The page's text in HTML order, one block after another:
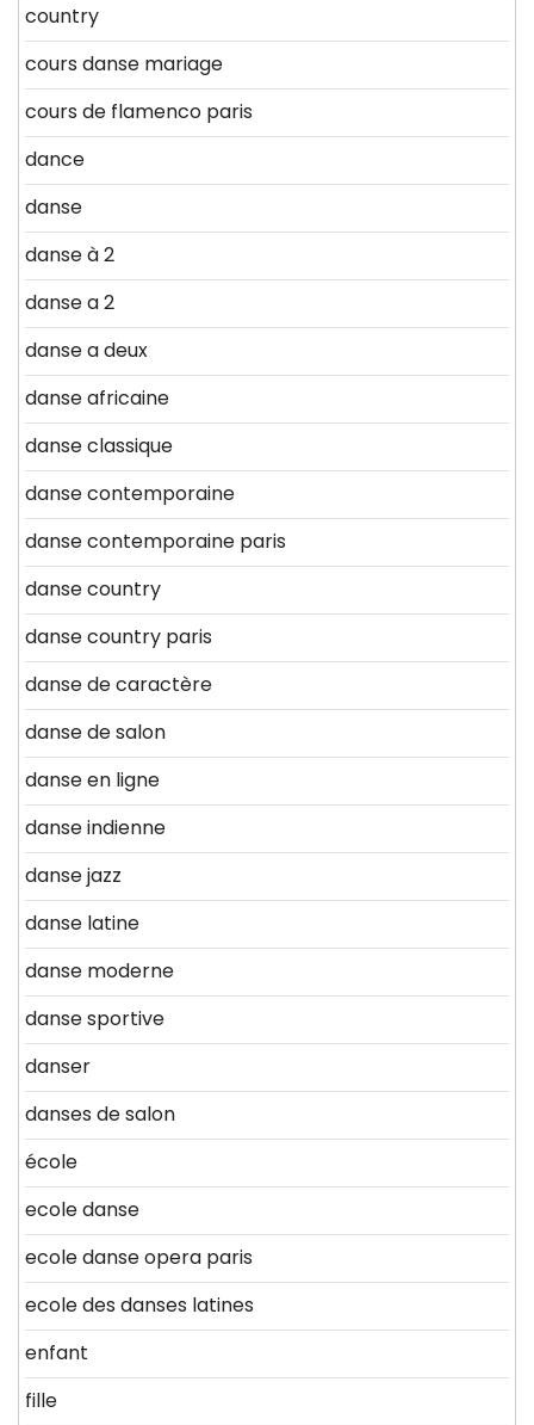
country
cours danse mariage
cours de flamenco paris
dance
danse
danse à 2
danse a 2
danse a deux
danse africaine
danse classique
danse contemporaine
danse contemporaine paris
danse country
danse country paris
danse de caractère
danse de salon
danse en ligne
danse indienne
danse jazz
danse latine
danse moderne
danse sportive
danser
danses de salon
école
ecole danse
ecole danse opera paris
ecole des danses latines
enfant
fille